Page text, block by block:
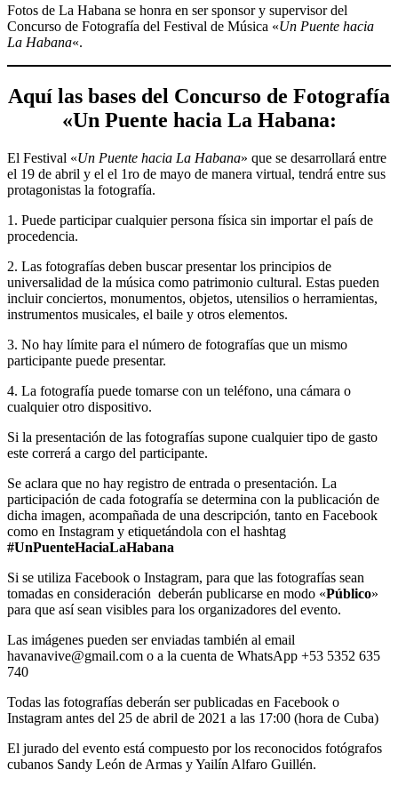
Fotos de La Habana se honra en ser sponsor y supervisor del
Concurso de Fotografía del Festival de Música «Un Puente hacia
La Habana«.
Aquí las bases del Concurso de Fotografía
«Un Puente hacia La Habana:
El Festival «Un Puente hacia La Habana» que se desarrollará entre
el 19 de abril y el el 1ro de mayo de manera virtual, tendrá entre sus
protagonistas la fotografía.
1. Puede participar cualquier persona física sin importar el país de
procedencia.
2. Las fotografías deben buscar presentar los principios de
universalidad de la música como patrimonio cultural. Estas pueden
incluir conciertos, monumentos, objetos, utensilios o herramientas,
instrumentos musicales, el baile y otros elementos.
3. No hay límite para el número de fotografías que un mismo
participante puede presentar.
4. La fotografía puede tomarse con un teléfono, una cámara o
cualquier otro dispositivo.
Si la presentación de las fotografías supone cualquier tipo de gasto
este correrá a cargo del participante.
Se aclara que no hay registro de entrada o presentación. La
participación de cada fotografía se determina con la publicación de
dicha imagen, acompañada de una descripción, tanto en Facebook
como en Instagram y etiquetándola con el hashtag
#UnPuenteHaciaLaHabana
Si se utiliza Facebook o Instagram, para que las fotografías sean
tomadas en consideración deberán publicarse en modo «Público»
para que así sean visibles para los organizadores del evento.
Las imágenes pueden ser enviadas también al email
havanavive@gmail.com o a la cuenta de WhatsApp +53 5352 635
740
Todas las fotografías deberán ser publicadas en Facebook o
Instagram antes del 25 de abril de 2021 a las 17:00 (hora de Cuba)
El jurado del evento está compuesto por los reconocidos fotógrafos
cubanos Sandy León de Armas y Yailín Alfaro Guillén.